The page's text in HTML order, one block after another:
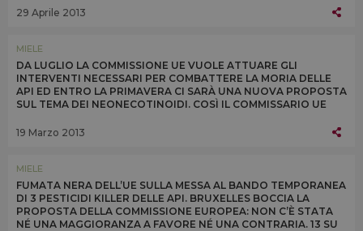
29 Aprile 2013
MIELE
DA LUGLIO LA COMMISSIONE UE VUOLE ATTUARE GLI
INTERVENTI NECESSARI PER COMBATTERE LA MORIA DELLE
API ED ENTRO LA PRIMAVERA CI SARÀ UNA NUOVA PROPOSTA
SUL TEMA DEI NEONECOTINOIDI. COSÌ IL COMMISSARIO UE
19 Marzo 2013
MIELE
FUMATA NERA DELL’UE SULLA MESSA AL BANDO TEMPORANEA
DI 3 PESTICIDI KILLER DELLE API. BRUXELLES BOCCIA LA
PROPOSTA DELLA COMMISSIONE EUROPEA: NON C’È STATA
NÉ UNA MAGGIORANZA A FAVORE NÉ UNA CONTRARIA. 13 SU